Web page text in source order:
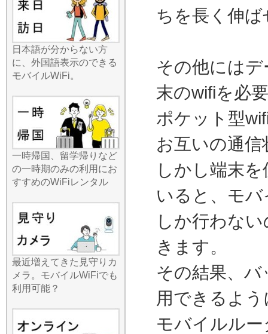
みんなのWi-Fiのレンタルル
ーターは、徹底的に「薄
型・軽量・コンパクト」に
こだわったモデルを厳選し
ています。夏休みやゴール
デンウィークの長距離移
物が多くなりがちな場面で
も、一切負担になりませ
ん。ポケットに収まるサイ
ズでありながら、受信感度
は非常に高く、移動中のバ
スや電車内でも安定した接
続を維持します。最近では
AI搭載スマホの普及によ
り、クラウドとの通信が頻
繁に行われますが、高速Wi-
FiがあればAI機能もサクサ
ク動きます。いつでもどこ
でも安定したインターネッ
ト環境を持ち運べる解放感
は、一度体験すると手放せ
なくなります。夏のご旅行
適にするためのパートナー
として、ぜひ当店をご指名
日本語が分からない方
に、外国語表示のできる
モバイルWiFi。
一時帰国、留学帰りなど
の一時期のみの利用にお
すすめのWiFiレンタル
最近増えてきた見守りカ
メラ。モバイルWiFiでも
利用可能？
ちを長く伸
その他には
末のwifiを必
ポケット型
お互いの通
しかし端末
いると、モ
しか行わな
きます。
その結果、
用できるよ
モバイルル